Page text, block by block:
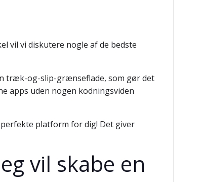
vil vi diskutere nogle af de bedste
træk-og-slip-grænseflade, som gør det
apps uden nogen kodningsviden
perfekte platform for dig! Det giver
vil skabe en